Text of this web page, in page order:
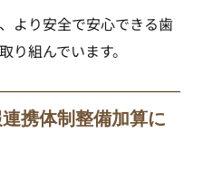
より安全で安心できる歯
り組んでいます。
携体制整備加算に